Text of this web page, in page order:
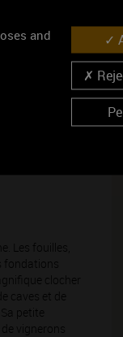
fruits
culotte » du
Les fouilles,
fondations
clocher
caves et de
petite
vignerons
and